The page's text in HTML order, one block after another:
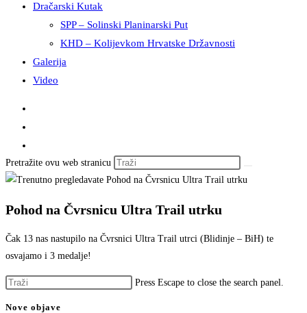
Dračarski Kutak
SPP – Solinski Planinarski Put
KHD – Kolijevkom Hrvatske Državnosti
Galerija
Video
Pretražite ovu web stranicu
Pohod na Čvrsnicu Ultra Trail utrku
Čak 13 nas nastupilo na Čvrsnici Ultra Trail utrci (Blidinje – BiH) te
osvajamo i 3 medalje!
Press Escape to close the search panel.
Nove objave